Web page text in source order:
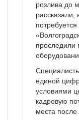
розлива до
рассказали,
проследили
единой
условиями
кадровую
места после